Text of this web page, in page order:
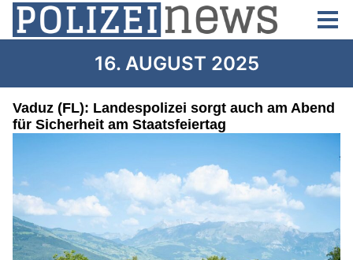
16. AUGUST 2025
Vaduz (FL): Landespolizei sorgt auch am Abend
für Sicherheit am Staatsfeiertag